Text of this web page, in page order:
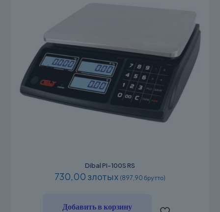
Dibal PI-100S RS
730,00 злотых (897,90 брутто)
Добавить в корзину